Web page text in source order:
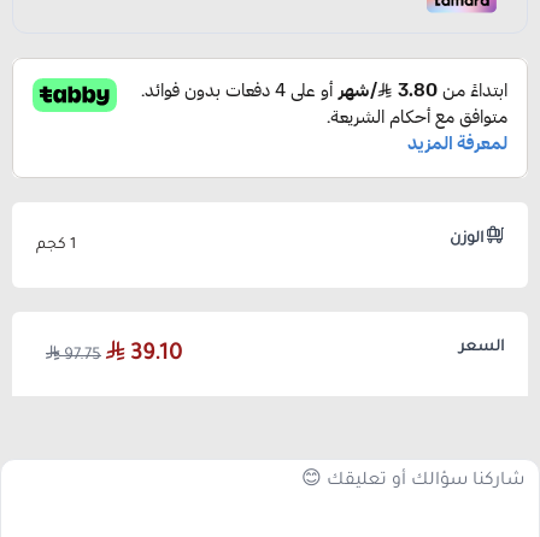
الوزن 1 كجم
السعر 39.10
97.75